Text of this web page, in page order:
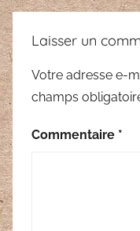
Laisser un
Votre adresse e-
champs
Commentaire *